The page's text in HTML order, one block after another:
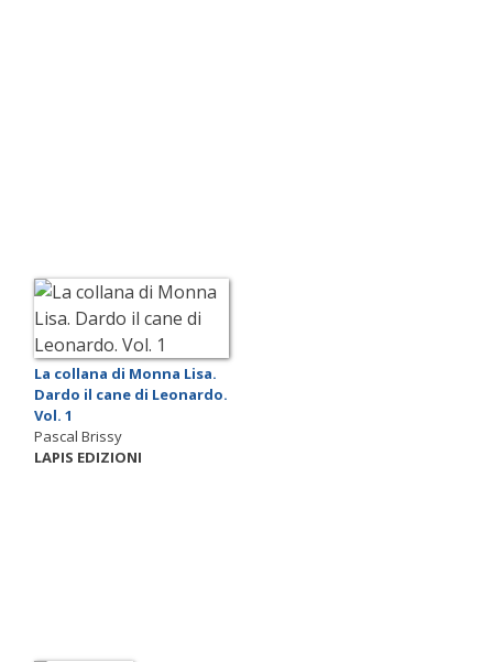
La collana di Monna Lisa.
Dardo il cane di Leonardo.
Vol. 1
Pascal Brissy
LAPIS EDIZIONI